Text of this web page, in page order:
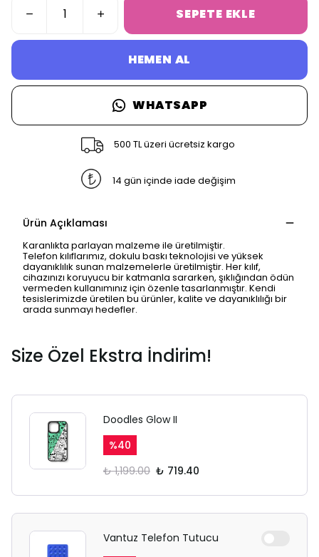
SEPETE EKLE
HEMEN AL
WHATSAPP
500 TL üzeri ücretsiz kargo
14 gün içinde iade değişim
Ürün Açıklaması
Karanlıkta parlayan malzeme ile üretilmiştir.
Telefon kılıflarımız, dokulu baskı teknolojisi ve yüksek
dayanıklılık sunan malzemelerle üretilmiştir. Her kılıf,
cihazınızı koruyucu bir katmanla sararken, şıklığından ödün
vermeden kullanımınız için özenle tasarlanmıştır. Kendi
tesislerimizde üretilen bu ürünler, kalite ve dayanıklılığı bir
arada sunmayı hedefler.
Size Özel Ekstra İndirim!
Doodles Glow II
%40
₺ 1,199.00 ₺ 719.40
Vantuz Telefon Tutucu
SAFARİ GİZLİ SEKME
UYARISI
Ödeme ekranı gizli sekmede
Lütfen normal Safari
sekmesinden giriş yapın.